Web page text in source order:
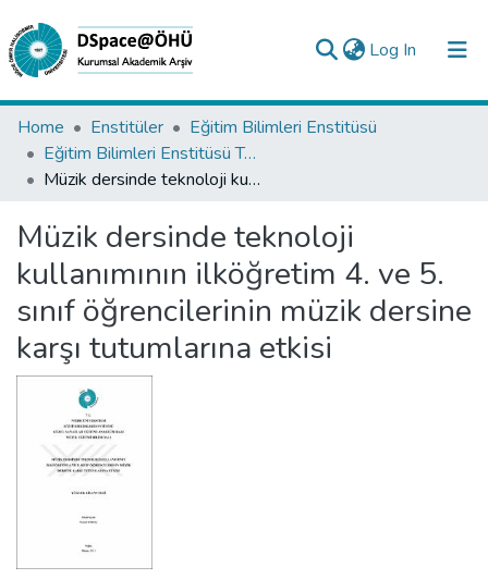
Log In (current)
Collections
All of DSpace
Analyze
Request/Question
Home Enstitüler
Eğitim Bilimleri Enstitüsü
Eğitim Bilimleri Enstitüsü Tez Koleksiyonu
Müzik dersinde teknoloji kullanımının ilköğretim 4. ve 5. sınıf öğrencilerinin müzik dersine karşı tutumlarına etkisi
Müzik dersinde teknoloji
kullanımının ilköğretim 4. ve 5.
sınıf öğrencilerinin müzik dersine
karşı tutumlarına etkisi